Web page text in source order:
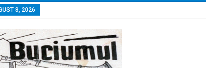
8, 2026